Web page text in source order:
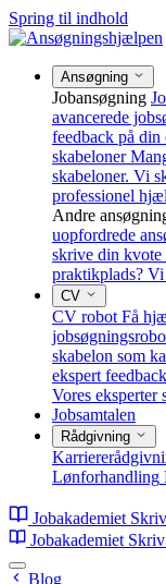
Spring til indhold
Ansøgning
Jobansøgning
avancerede
feedback på din
skabeloner
skabeloner. Vi
professionel
Andre
uopfordrede
skrive din kvote
praktikplads?
CV
CV robot Få
skabelon som
ekspert
Vores
Jobsamtalen
Rådgivning
Lønforhandling
Jobakademiet
Jobakademiet
Blog